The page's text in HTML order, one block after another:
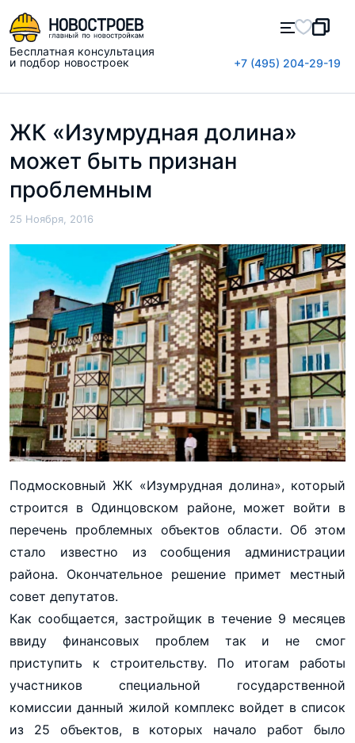
Бесплатная консультация
и подбор новостроек
+7 (495) 204-29-19
ЖК «Изумрудная долина»
может быть признан
проблемным
25 Ноября, 2016
Подмосковный ЖК «Изумрудная долина», который
строится в Одинцовском районе, может войти в
перечень проблемных объектов области. Об этом
стало известно из сообщения администрации
района. Окончательное решение примет местный
совет депутатов.
Как сообщается, застройщик в течение 9 месяцев
ввиду финансовых проблем так и не смог
приступить к строительству. По итогам работы
участников специальной государственной
комиссии данный жилой комплекс войдет в список
из 25 объектов, в которых начало работ было